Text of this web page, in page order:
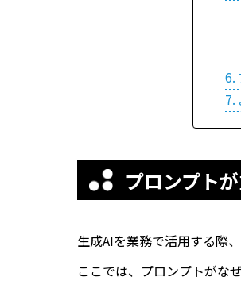
プロンプト
生成AIを業務で活用する際
ここでは、プロンプトがな